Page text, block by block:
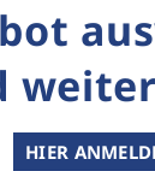
HIER